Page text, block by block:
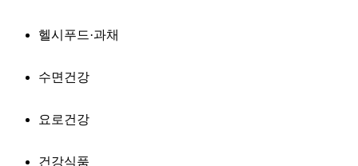
헬시푸드·과채
수면건강
요로건강
건강식품